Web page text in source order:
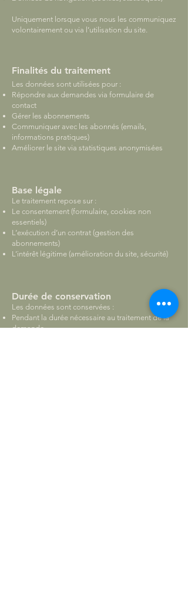
Uniquement lorsque vous nous les communiquez
volontairement ou via l’utilisation du site.
Finalités du traitement
Les données sont utilisées pour :
Répondre aux demandes via formulaire de
contact
Gérer les abonnements
Communiquer avec les abonnés (emails,
informations pratiques)
Améliorer le site via statistiques anonymisées
Base légale
Le traitement repose sur :
Le consentement (formulaire, cookies non
essentiels)
L’exécution d’un contrat (gestion des
abonnements)
L’intérêt légitime (amélioration du site, sécurité)
Durée de conservation
Les données sont conservées :
Pendant la durée nécessaire au traitement de la
demande